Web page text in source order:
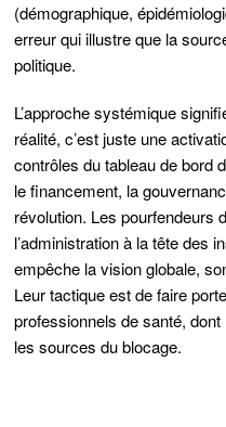
(démographique,
erreur qui illustre que la
politique.
L’approche systémique
réalité, c’est juste une
contrôles du tableau de bord
le financement, la
révolution. Les pourfendeurs
l’administration à la tête des
empêche la vision globale,
Leur tactique est de faire
professionnels de santé,
les sources du blocage.